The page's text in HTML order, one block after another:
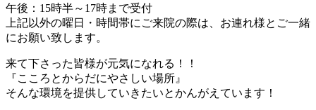
午後：15時半～17時まで受付
上記以外の曜日・時間帯にご来院の際は、お連れ様とご一緒
にお願い致します。
来て下さった皆様が元気になれる！！
『こころとからだにやさしい場所』
そんな環境を提供していきたいとかんがえています！